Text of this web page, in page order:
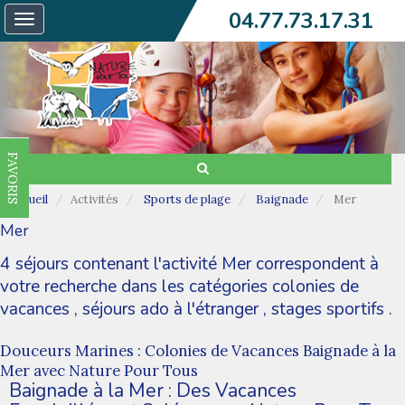
Toggle
navigation
04.77.73.17.31
FAVORIS
Accueil Activités Sports de plage Baignade Mer
Mer
4 séjours contenant l'activité Mer correspondent à
votre recherche dans les catégories colonies de
vacances , séjours ado à l'étranger, stages sportifs .
Douceurs Marines : Colonies de Vacances Baignade à la
Mer avec Nature Pour Tous
Baignade à la Mer : Des Vacances